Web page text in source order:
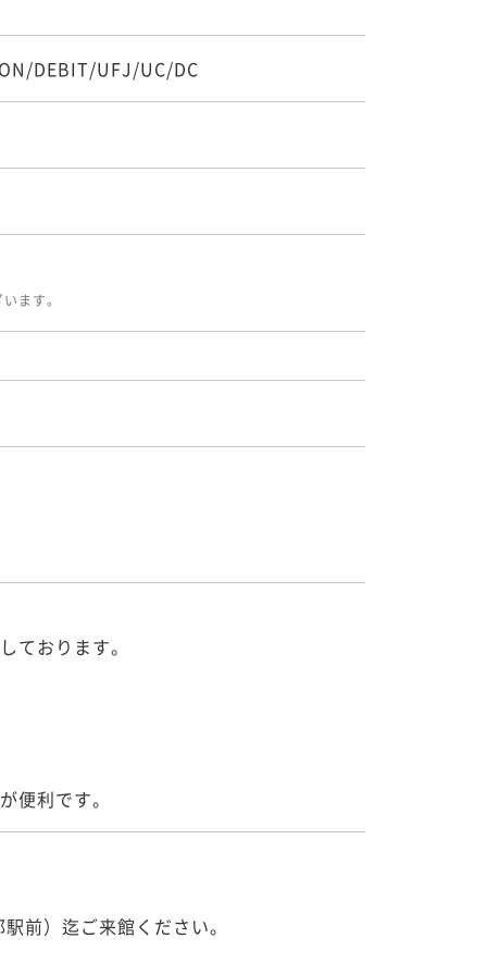
DEBIT/UFJ/UC/DC
ます。
ております。
便利です。
前）迄ご来館ください。